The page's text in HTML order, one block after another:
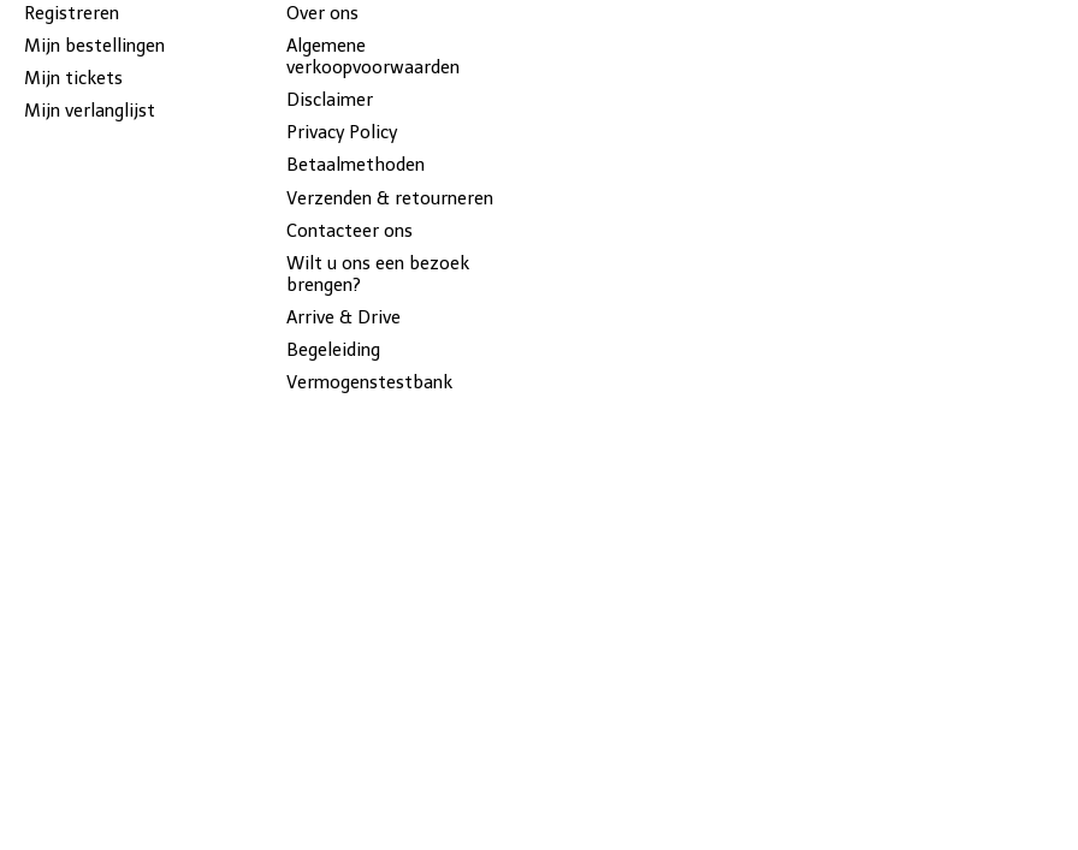
Registreren
Mijn bestellingen
Mijn tickets
Mijn verlanglijst
Over ons
Algemene
verkoopvoorwaarden
Disclaimer
Privacy Policy
Betaalmethoden
Verzenden & retourneren
Contacteer ons
Wilt u ons een bezoek
brengen?
Arrive & Drive
Begeleiding
Vermogenstestbank